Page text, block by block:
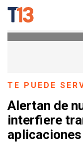
TE PUEDE
Alertan de
interfiere
aplicaciones